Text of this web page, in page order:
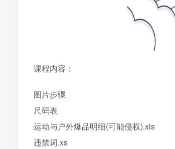
课程内容：
图片步骤
尺码表
运动与户外爆品明细(可能侵权).xls
违禁词.xs